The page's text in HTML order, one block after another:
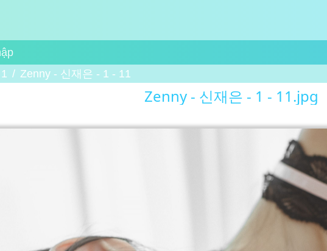
Zenny - 신재은 - 1 - 11
Zenny - 신재은 - 1 - 11.jpg